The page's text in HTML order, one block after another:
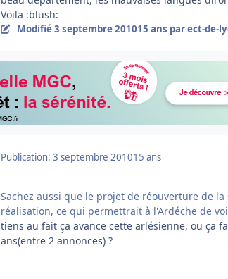
Voila :blush:
Modifié3 septembre 201015 ans par ect-de-
Publication: 3 septembre 201015 ans
Sachez aussi que le projet de réouverture de
réalisation, ce qui permettrait à l'Ardéche de
tiens au fait ça avance cette arlésienne, ou ça
ans(entre 2 annonces) ?